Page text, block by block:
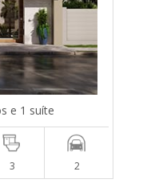
e 1 suíte
3 2